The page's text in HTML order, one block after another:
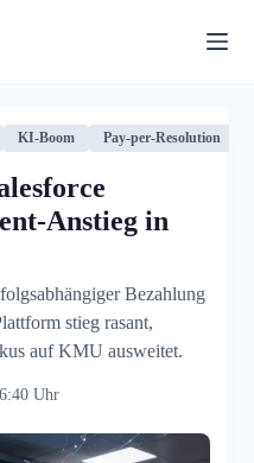
KI-Boom Pay-per-Resolution
Anstieg in
Bezahlung
stieg rasant,
auf KMU ausweitet.
Uhr